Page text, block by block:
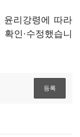
윤리강령에 따라
인·수정했습니